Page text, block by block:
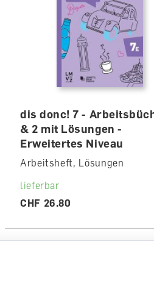
dis donc! 7 -
& 2 mit Lösungen -
Erweitertes Niveau
Arbeitsheft, Lösungen
lieferbar
CHF 26.80